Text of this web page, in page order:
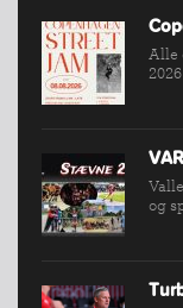
INDMELDELSE
BREDDEPULJE
NYHEDER
SPORTSGRENE
FORBUNDET
Alle
og